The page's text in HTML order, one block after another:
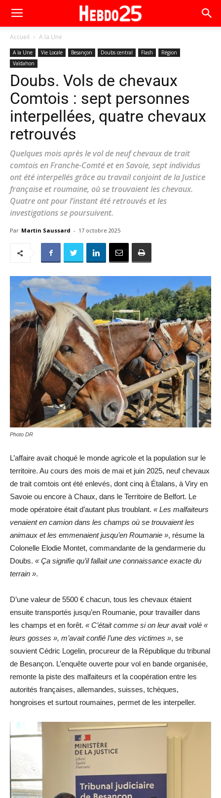
Accueil A la Une
A la Une Vie Locale Besançon Doubs central Flash
Région
Valdahon
Doubs. Vols de chevaux
Comtois : sept personnes
interpellées, quatre chevaux
retrouvés
Quelques mois après le vol de neuf chevaux de trait
comtois en Franche-Comté et en Savoie, sept individus
ont été interpellés grâce au travail conjoint de la Justice
française et roumaine, où se trouvaient les chevaux.
Quatre ont pour l’instant été retrouvés et les
investigations se poursuivent.
Par Martin Saussard - 17 octobre 2025
Photo DR
L’affaire avait choqué le monde agricole et la population sur le
territoire. Au cours des mois de mai et juin 2025, neuf chevaux
de trait comtois ont été enlevés, dont cinq à Étalans, à Viry en
Savoie ou encore à Chaux, dans le Territoire de Belfort. Le
mode opératoire était d’autant plus troublant. « Les malfaiteurs
venaient en camion dans les champs où se trouvaient les
animaux et les emmenaient jusqu’en Roumanie », résume la
Colonelle Elodie Montet, commandante de la gendarmerie du
Doubs. « Ça signifie qu’il fallait une connaissance exacte du
terrain ».
D’une valeur de 5500 € chacun, tous les chevaux étaient
ensuite transportés jusqu’en Roumanie, pour travailler dans
les champs et en forêt. « C’était comme si on leur avait volé «
leurs gosses », m’avait confié l’une des victimes », se
souvient Cédric Logelin, procureur de la République du tribunal
de Besançon. L’enquête ouverte pour vol en bande organisée,
remonte la piste des malfaiteurs et la coopération entre les
autorités françaises, allemandes, suisses, tchèques,
hongroises et surtout roumaines, permet de les interpeller.